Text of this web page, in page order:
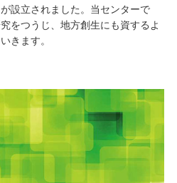
設立されました。当センターで
をつうじ、地方創生にも資するよ
きます。